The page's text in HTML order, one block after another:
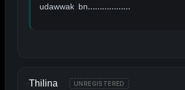
udawwak bn………………
Thilina UNREGISTERED